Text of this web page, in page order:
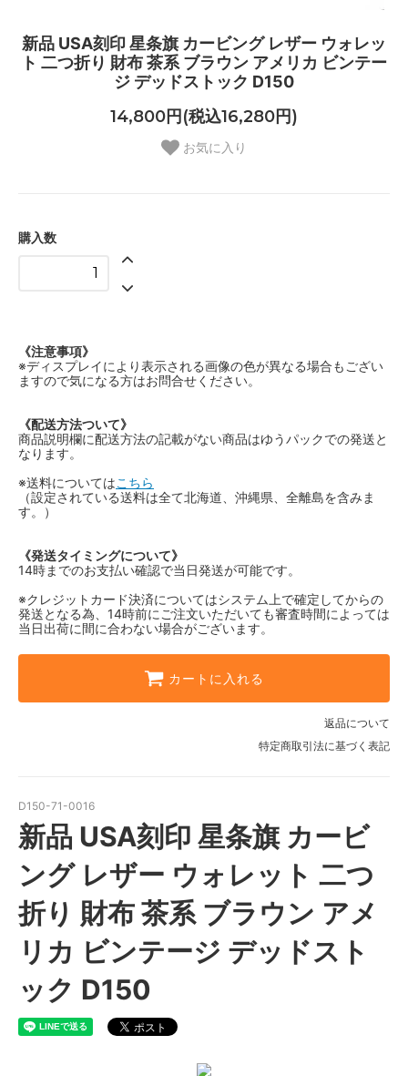
新品 USA刻印 星条旗 カービング レザー ウォレッ
ト 二つ折り 財布 茶系 ブラウン アメリカ ビンテー
ジ デッドストック D150
14,800円(税込16,280円)
お気に入り
購入数
《注意事項》
※ディスプレイにより表示される画像の色が異なる場合もござい
ますので気になる方はお問合せください。
《配送方法ついて》
商品説明欄に配送方法の記載がない商品はゆうパックでの発送と
なります。
※送料についてはこちら
（設定されている送料は全て北海道、沖縄県、全離島を含みま
す。）
《発送タイミングについて》
14時までのお支払い確認で当日発送が可能です。
※クレジットカード決済についてはシステム上で確定してからの
発送となる為、14時前にご注文いただいても審査時間によっては
当日出荷に間に合わない場合がございます。
カートに入れる
返品について
特定商取引法に基づく表記
D150-71-0016
新品 USA刻印 星条旗 カービ
ング レザー ウォレット 二つ
折り 財布 茶系 ブラウン アメ
リカ ビンテージ デッドスト
ック D150